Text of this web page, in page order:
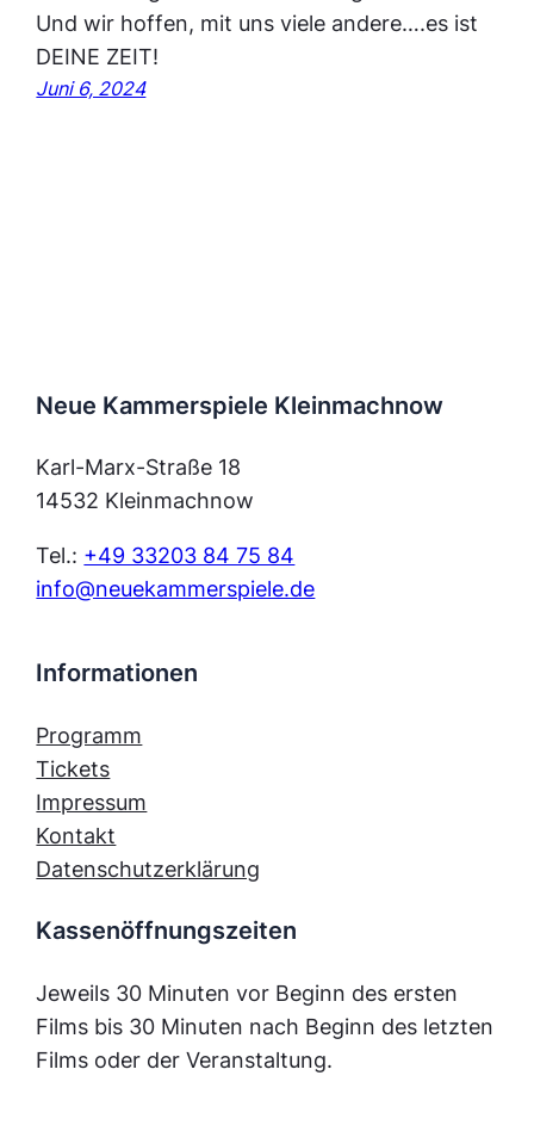
Und wir hoffen, mit uns viele andere….es ist
DEINE ZEIT!
Juni 6, 2024
Neue Kammerspiele Kleinmachnow
Karl-Marx-Straße 18
14532 Kleinmachnow
Tel.: +49 33203 84 75 84
info@neuekammerspiele.de
Informationen
Programm
Tickets
Impressum
Kontakt
Datenschutzerklärung
Kassenöffnungszeiten
Jeweils 30 Minuten vor Beginn des ersten
Films bis 30 Minuten nach Beginn des letzten
Films oder der Veranstaltung.